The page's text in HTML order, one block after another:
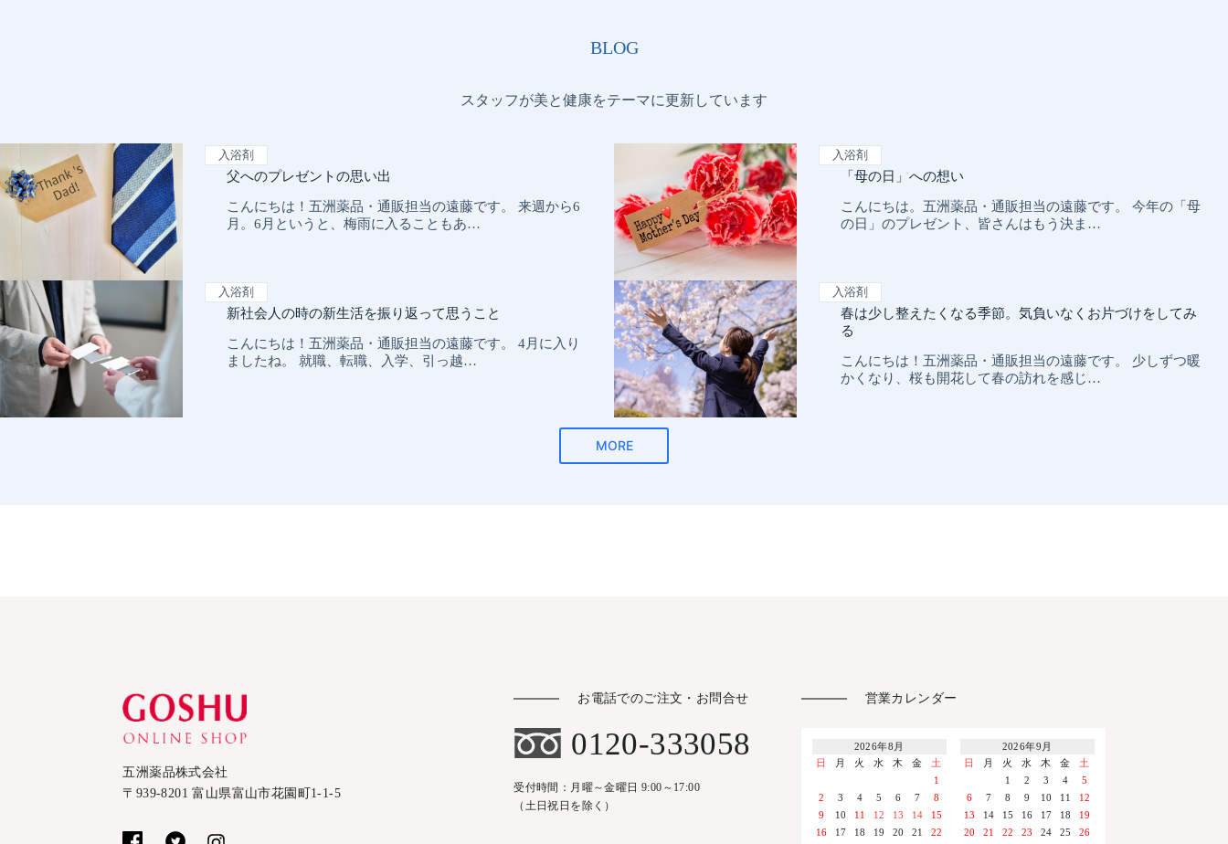
五洲薬品株式会社
〒939-8201 富山県富山市花園町1-1-5
お電話でのご注文・お問合せ
0120-333058
受付時間：月曜～金曜日 9:00～17:00
（土日祝日を除く）
営業カレンダー
2026年8月
日
月 火 水 木 金
土
1
2
3 4 5 6 7
8
9
10 11 12 13 14
15
16
17 18 19 20 21 22
2026年9月
日
月 火 水 木 金
土
1
2 3 4
5
6
7 8 9 10 11
12
13
14 15 16 17 18
19
20
21 22 23 24 25 26